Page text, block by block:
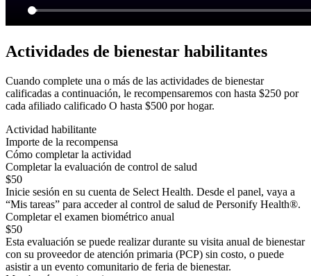
Actividades de bienestar habilitantes
Cuando complete una o más de las actividades de bienestar
calificadas a continuación, le recompensaremos con hasta $250 por
cada afiliado calificado O hasta $500 por hogar.
Actividad habilitante
Importe de la recompensa
Cómo completar la actividad
Completar la evaluación de control de salud
$50
Inicie sesión en su cuenta de Select Health. Desde el panel, vaya a
“Mis tareas” para acceder al control de salud de Personify Health®.
Completar el examen biométrico anual
$50
Esta evaluación se puede realizar durante su visita anual de bienestar
con su proveedor de atención primaria (PCP) sin costo, o puede
asistir a un evento comunitario de feria de bienestar.